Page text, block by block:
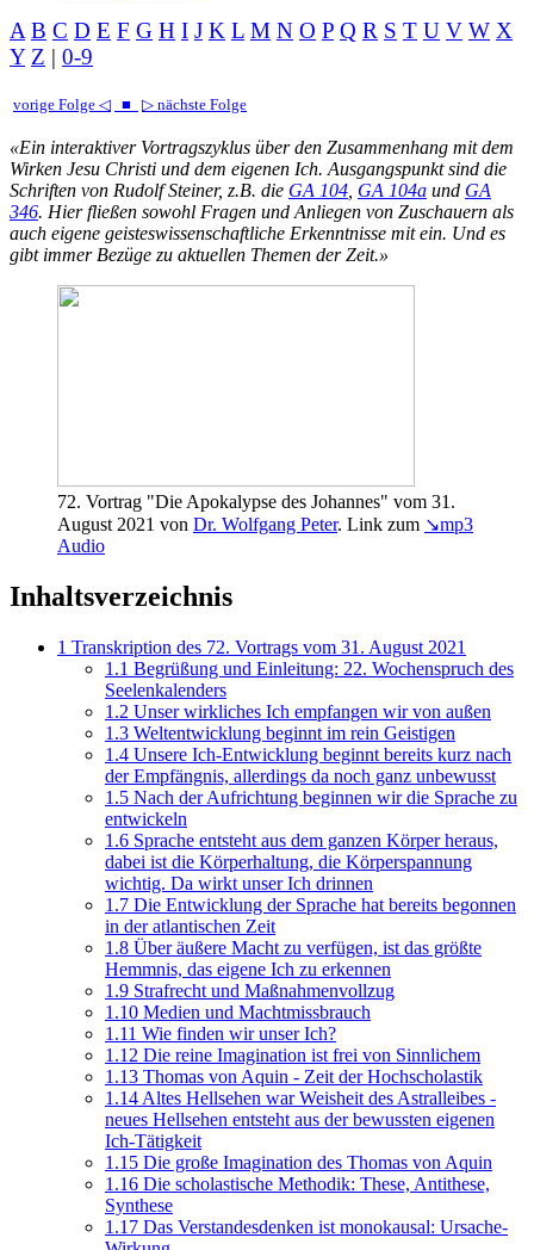
A B C D E F G H I J K L M N O P Q R S T U V W X
Y Z | 0-9
vorige Folge ◁ ■ ▷ nächste Folge
«Ein interaktiver Vortragszyklus über den Zusammenhang mit dem
Wirken Jesu Christi und dem eigenen Ich. Ausgangspunkt sind die
Schriften von Rudolf Steiner, z.B. die GA 104 GA 104a und GA
346. Hier fließen sowohl Fragen und Anliegen von Zuschauern als
auch eigene geisteswissenschaftliche Erkenntnisse mit ein. Und es
gibt immer Bezüge zu aktuellen Themen der Zeit.»
72. Vortrag "Die Apokalypse des Johannes" vom 31.
August 2021 von Dr. Wolfgang Peter. Link zum ↘mp3
Audio
Inhaltsverzeichnis
1 Transkription des 72. Vortrags vom 31. August 2021
1.1 Begrüßung und Einleitung: 22. Wochenspruch des
Seelenkalenders
1.2 Unser wirkliches Ich empfangen wir von außen
1.3 Weltentwicklung beginnt im rein Geistigen
1.4 Unsere Ich-Entwicklung beginnt bereits kurz nach
der Empfängnis, allerdings da noch ganz unbewusst
1.5 Nach der Aufrichtung beginnen wir die Sprache zu
entwickeln
1.6 Sprache entsteht aus dem ganzen Körper heraus,
dabei ist die Körperhaltung, die Körperspannung
wichtig. Da wirkt unser Ich drinnen
1.7 Die Entwicklung der Sprache hat bereits begonnen
in der atlantischen Zeit
1.8 Über äußere Macht zu verfügen, ist das größte
Hemmnis, das eigene Ich zu erkennen
1.9 Strafrecht und Maßnahmenvollzug
1.10 Medien und Machtmissbrauch
1.11 Wie finden wir unser Ich?
1.12 Die reine Imagination ist frei von Sinnlichem
1.13 Thomas von Aquin - Zeit der Hochscholastik
1.14 Altes Hellsehen war Weisheit des Astralleibes -
neues Hellsehen entsteht aus der bewussten eigenen
Ich-Tätigkeit
1.15 Die große Imagination des Thomas von Aquin
1.16 Die scholastische Methodik: These, Antithese,
Synthese
1.17 Das Verstandesdenken ist monokausal: Ursache-